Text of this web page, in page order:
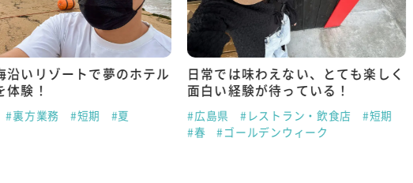
沿いリゾートで夢のホテル
体験！
#裏方業務 #短期 #夏
日常では味わえない、とても楽しく
面白い経験が待っている！
#広島県 #レストラン・飲食店
#短期
#春
#ゴールデンウィーク